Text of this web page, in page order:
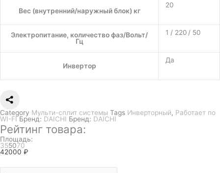
Вес (внутренний/наружный блок) кг
20
Электропитание, количество фаз/Вольт/
Гц
1 / 220 / 50
Инвертор
Да
Category Мульти-сплит системы Tags Инверторный, Работает по
WI-FI Бренд: DAICHI Бренд: DAICHI
Рейтинг товара:
Площадь:
355070
42000 ₽